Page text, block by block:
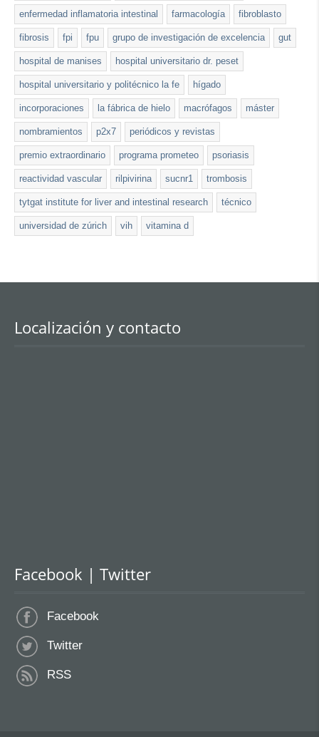
enfermedad inflamatoria intestinal farmacología fibroblasto
fibrosis fpi fpu grupo de investigación de excelencia gut
hospital de manises hospital universitario dr. peset
hospital universitario y politécnico la fe hígado
incorporaciones la fábrica de hielo macrófagos máster
nombramientos p2x7 periódicos y revistas
premio extraordinario programa prometeo psoriasis
reactividad vascular rilpivirina sucnr1 trombosis
tytgat institute for liver and intestinal research técnico
universidad de zúrich vih vitamina d
Localización y contacto
Facebook | Twitter
Facebook
Twitter
RSS